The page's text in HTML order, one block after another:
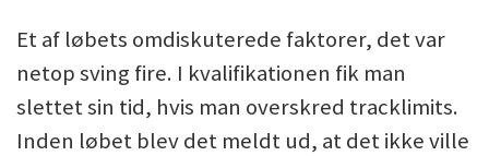
Et af løbets omdiskuterede faktorer, det var
netop sving fire. I kvalifikationen fik man
slettet sin tid, hvis man overskred tracklimits.
Inden løbet blev det meldt ud, at det ikke ville